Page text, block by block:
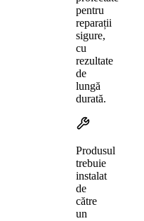
pentru
reparații
sigure,
cu
rezultate
de
lungă
durată.
Produsul
trebuie
instalat
de
către
un